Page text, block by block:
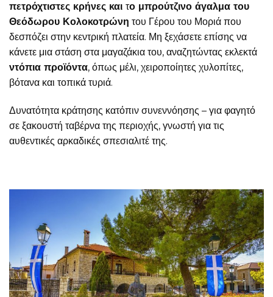
πετρόχτιστες κρήνες και το μπρούτζινο άγαλμα του
Θεόδωρου Κολοκοτρώνη του Γέρου του Μοριά που
δεσπόζει στην κεντρική πλατεία. Μη ξεχάσετε επίσης να
κάνετε μια στάση στα μαγαζάκια του, αναζητώντας εκλεκτά
ντόπια προϊόντα, όπως μέλι, χειροποίητες χυλοπίτες,
βότανα και τοπικά τυριά.
Δυνατότητα κράτησης κατόπιν συνεννόησης – για φαγητό
σε ξακουστή ταβέρνα της περιοχής, γνωστή για τις
αυθεντικές αρκαδικές σπεσιαλιτέ της.